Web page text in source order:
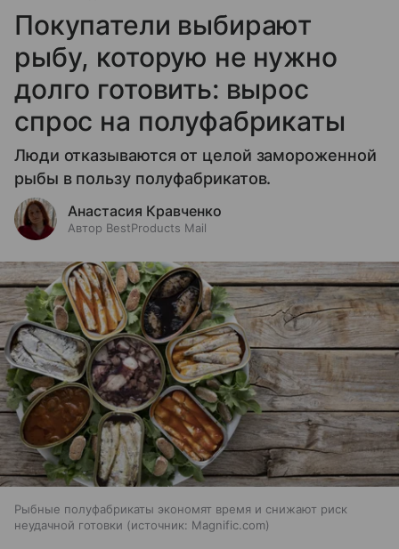
Покупатели выбирают
рыбу, которую не нужно
долго готовить: вырос
спрос на полуфабрикаты
Люди отказываются от целой замороженной
рыбы в пользу полуфабрикатов.
Анастасия Кравченко
Автор BestProducts Mail
Рыбные полуфабрикаты экономят время и снижают риск
неудачной готовки
источник: Magnific.com